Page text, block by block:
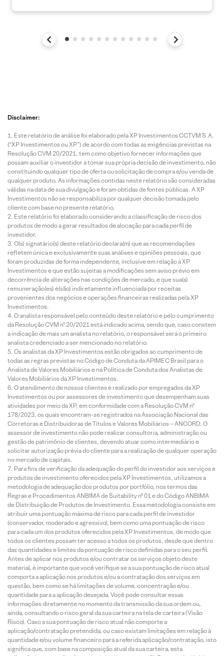
Disclaimer:
Este relatório de análise foi elaborado pela XP Investimentos CCTVM S.A.
(“XP Investimentos ou XP”) de acordo com todas as exigências previstas na
Resolução CVM 20/2021, tem como objetivo fornecer informações que
possam auxiliar o investidor a tomar sua própria decisão de investimento, não
constituindo qualquer tipo de oferta ou solicitação de compra e/ou venda de
qualquer produto. As informações contidas neste relatório são consideradas
válidas na data de sua divulgação e foram obtidas de fontes públicas. A XP
Investimentos não se responsabiliza por qualquer decisão tomada pelo
cliente com base no presente relatório.
Este relatório foi elaborado considerando a classificação de risco dos
produtos de modo a gerar resultados de alocação para cada perfil de
investidor.
O(s) signatário(s) deste relatório declara(m) que as recomendações
refletem única e exclusivamente suas análises e opiniões pessoais, que
foram produzidas de forma independente, inclusive em relação à XP
Investimentos e que estão sujeitas a modificações sem aviso prévio em
decorrência de alterações nas condições de mercado, e que sua(s)
remuneração(es) é(são) indiretamente influenciada por receitas
provenientes dos negócios e operações financeiras realizadas pela XP
Investimentos.
O analista responsável pelo conteúdo deste relatório e pelo cumprimento
da Resolução CVM nº 20/2021 está indicado acima, sendo que, caso constem
a indicação de mais um analista no relatório, o responsável será o primeiro
analista credenciado a ser mencionado no relatório.
Os analistas da XP Investimentos estão obrigados ao cumprimento de
todas as regras previstas no Código de Conduta da APIMEC Brasil para o
Analista de Valores Mobiliários e na Política de Conduta dos Analistas de
Valores Mobiliários da XP Investimentos.
O atendimento de nossos clientes é realizado por empregados da XP
Investimentos ou por assessores de investimento que desempenham suas
atividades por meio da XP, em conformidade com a Resolução CVM nº
178/2023, os quais encontram-se registrados na Associação Nacional das
Corretoras e Distribuidoras de Títulos e Valores Mobiliários – ANCORD. O
assessor de investimento não pode realizar consultoria, administração ou
gestão de patrimônio de clientes, devendo atuar como intermediário e
solicitar autorização prévia do cliente para a realização de qualquer operação
no mercado de capitais.
Para fins de verificação da adequação do perfil do investidor aos serviços e
produtos de investimento oferecidos pela XP Investimentos, utilizamos a
metodologia de adequação dos produtos por portfólio, nos termos das
Regras e Procedimentos ANBIMA de Suitability nº 01 e do Código ANBIMA
de Distribuição de Produtos de Investimento. Essa metodologia consiste em
atribuir uma pontuação máxima de risco para cada perfil de investidor
(conservador, moderado e agressivo), bem como uma pontuação de risco
para cada um dos produtos oferecidos pela XP Investimentos, de modo que
todos os clientes possam ter acesso a todos os produtos, desde que dentro
das quantidades e limites da pontuação de risco definidas para o seu perfil.
Antes de aplicar nos produtos e/ou contratar os serviços objeto deste
material, é importante que você verifique se a sua pontuação de risco atual
comporta a aplicação nos produtos e/ou a contratação dos serviços em
questão, bem como se há limitações de volume, concentração e/ou
quantidade para a aplicação desejada. Você pode consultar essas
informações diretamente no momento da transmissão da sua ordem ou,
ainda, consultando o risco geral da sua carteira na tela de carteira (Visão
Risco). Caso a sua pontuação de risco atual não comporte a
aplicação/contratação pretendida, ou caso existam limitações em relação à
quantidade e/ou volume financeiro para a referida aplicação/contratação, isto
significa que, com base na composição atual da sua carteira, esta